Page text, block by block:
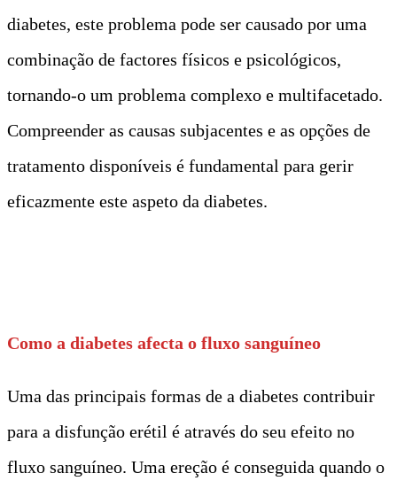
diabetes, este problema pode ser causado por uma
combinação de factores físicos e psicológicos,
tornando-o um problema complexo e multifacetado.
Compreender as causas subjacentes e as opções de
tratamento disponíveis é fundamental para gerir
eficazmente este aspeto da diabetes.
Como a diabetes afecta o fluxo sanguíneo
Uma das principais formas de a diabetes contribuir
para a disfunção erétil é através do seu efeito no
fluxo sanguíneo. Uma ereção é conseguida quando o